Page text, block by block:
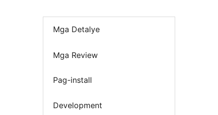
Mga Detalye
Mga Review
Pag-install
Development